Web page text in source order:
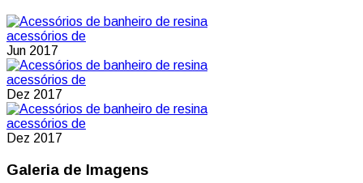
acessórios de
Jun 2017
acessórios de
Dez 2017
acessórios de
Dez 2017
Galeria de Imagens